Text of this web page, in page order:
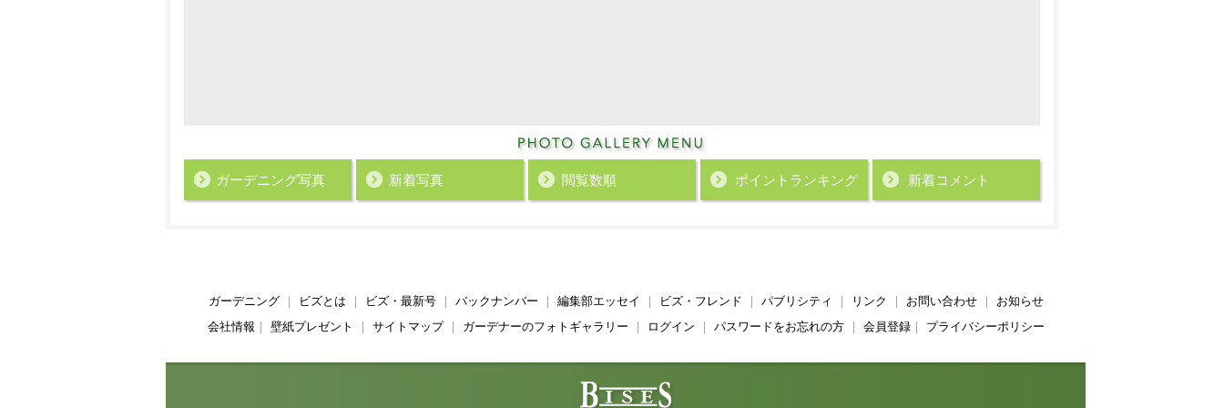
ガーデニング写真 新着写真 閲覧数順 ポイント ランキング 新着コメント
ガーデニング｜ ビズとは ビズ・最新号｜ バックナンバー 編集部エッセイ ビズ・フレンド パブリシティ リンク お問い合わせ｜ お知らせ
会社情報
壁紙プレゼント サイトマップ｜ ガーデナーのフォトギャラリー ログイン パスワードをお忘れの方｜ 会員登録｜ プライバシーポリシー